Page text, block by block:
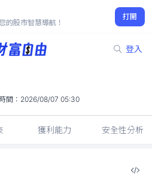
的股市智慧導航！
打開
登入
-2.3%
間： 2026/08/07 05:30
獲利能力 安全性分析